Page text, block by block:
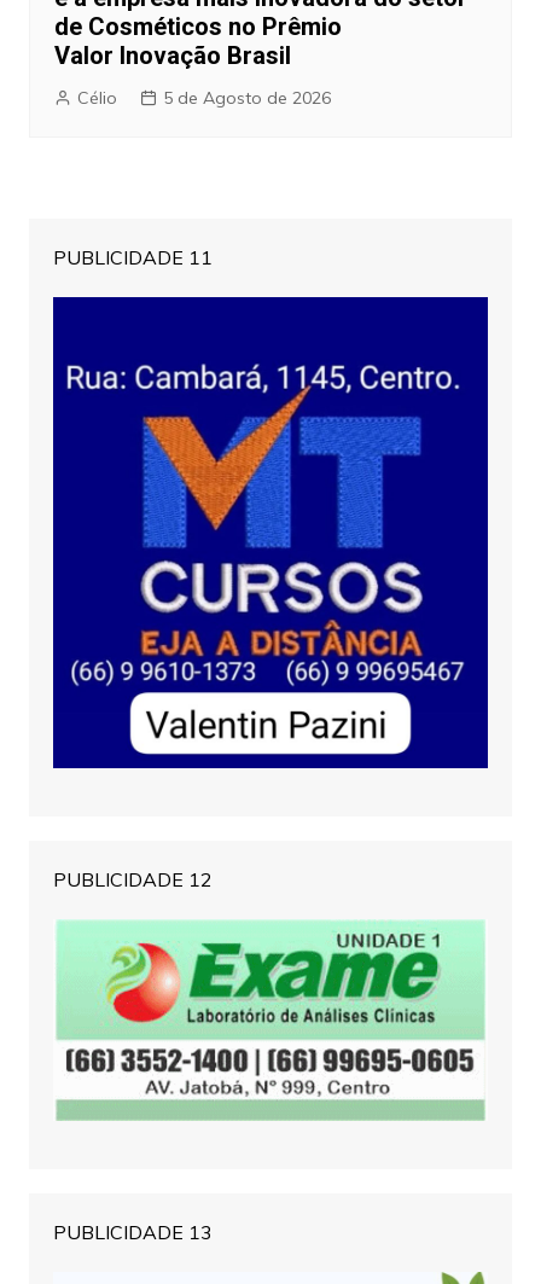
de Cosméticos no Prêmio
Valor Inovação Brasil
Célio 5 de Agosto de 2026
PUBLICIDADE 11
PUBLICIDADE 12
PUBLICIDADE 13